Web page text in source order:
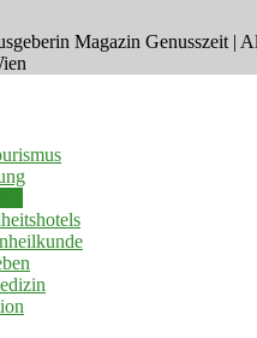
Magazin Genusszeit |